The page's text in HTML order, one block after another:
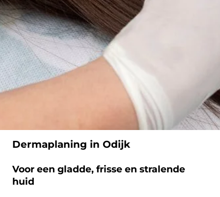
Dermaplaning in Odijk
Voor een gladde, frisse en stralende
huid